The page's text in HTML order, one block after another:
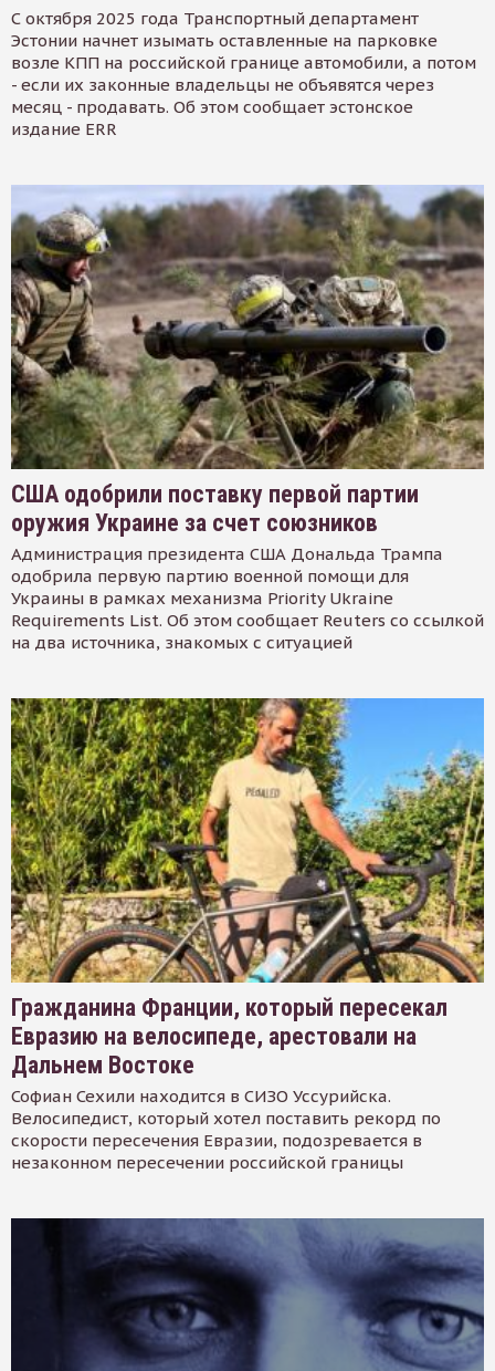
С октября 2025 года Транспортный департамент
Эстонии начнет изымать оставленные на парковке
возле КПП на российской границе автомобили, а потом
- если их законные владельцы не объявятся через
месяц - продавать. Об этом сообщает эстонское
издание ERR
США одобрили поставку первой партии
оружия Украине за счет союзников
Администрация президента США Дональда Трампа
одобрила первую партию военной помощи для
Украины в рамках механизма Priority Ukraine
Requirements List. Об этом сообщает Reuters со ссылкой
на два источника, знакомых с ситуацией
Гражданина Франции, который пересекал
Евразию на велосипеде, арестовали на
Дальнем Востоке
Софиан Сехили находится в СИЗО Уссурийска.
Велосипедист, который хотел поставить рекорд по
скорости пересечения Евразии, подозревается в
незаконном пересечении российской границы